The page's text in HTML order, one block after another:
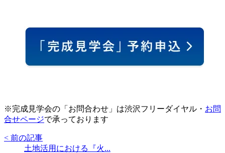
※完成見学会の「お問合わせ」は渋沢フリーダイヤル・ お問
合せページで承っております
< 前の記事
土地活用における『火...